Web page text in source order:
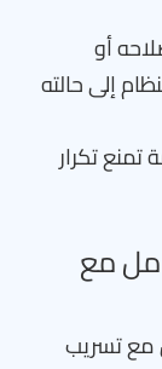
أو
إلى حالته
تكرار
مع
مع تسريب